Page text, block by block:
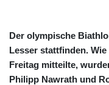
Der olympische
Lesser stattfinden.
Freitag mitteilte,
Philipp Nawrath und